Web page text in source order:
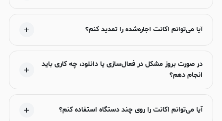
آیا می‌توانم اکانت اجاره‌شده را تمدید کنم؟
در صورت بروز مشکل در فعال‌سازی یا دانلود، چه کاری باید
انجام دهم؟
آیا می‌توانم اکانت را روی چند دستگاه استفاده کنم؟